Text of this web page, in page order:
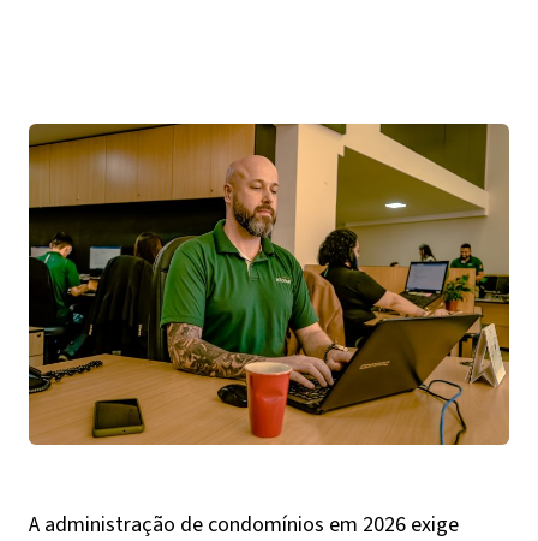
A administração de condomínios em 2026 exige